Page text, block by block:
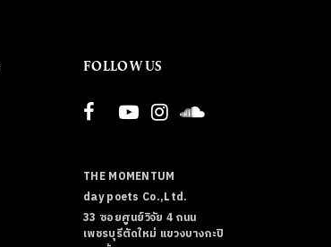
FOLLOW US
THE MOMENTUM
day poets Co.,Ltd.
33 ซอยศูนย์วิจัย 4 ถนน
เพชรบุรีตัดใหม่ แขวงบางกะปิ